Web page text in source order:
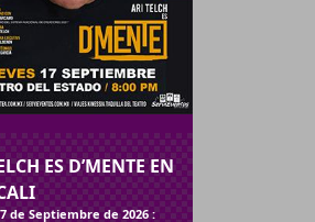
ES D’MENTE EN
de Septiembre de 2026 :